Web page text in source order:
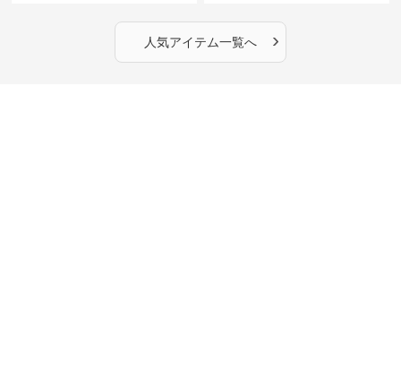
人気アイテム一覧へ ›